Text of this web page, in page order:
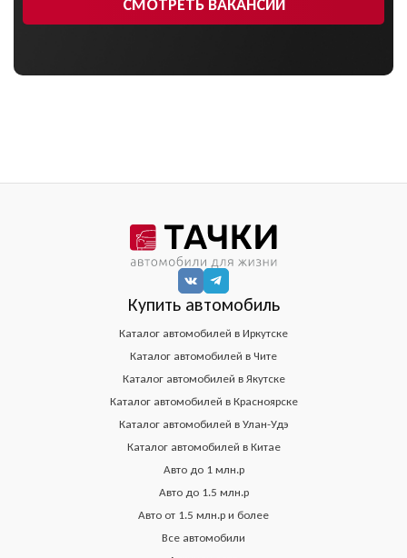
СМОТРЕТЬ ВАКАНСИИ
Купить автомобиль
Каталог автомобилей в Иркутске
Каталог автомобилей в Чите
Каталог автомобилей в Якутске
Каталог автомобилей в Красноярске
Каталог автомобилей в Улан-Удэ
Каталог автомобилей в Китае
Авто до 1 млн.р
Авто до 1.5 млн.р
Авто от 1.5 млн.р и более
Все автомобили